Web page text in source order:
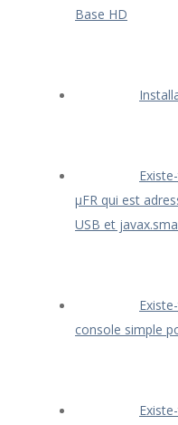
Base HD
μFR qui est
USB et
console simple